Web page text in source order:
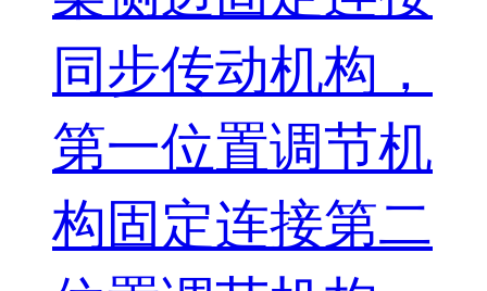
同步传动机构，
第一位置调节机
构固定连接第二